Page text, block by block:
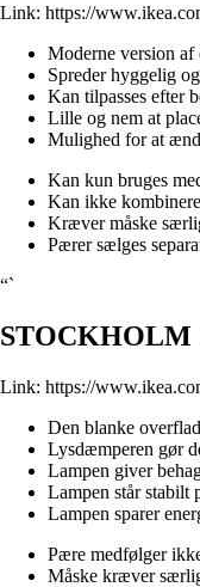
Link: https://
Moderne version af
Spreder hyggelig
Kan tilpasses efter
Lille og nem at
Mulighed for at
Kan kun bruges
Kan ikke
Kræver måske
Pærer sælges
“`
STOCKHOLM
Link: https://
Den blanke
Lysdæmperen gør
Lampen giver
Lampen står stabilt
Lampen sparer
Pære medfølger
Måske kræver